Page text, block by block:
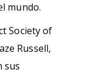
mundo.
Society of
Russell,
sus